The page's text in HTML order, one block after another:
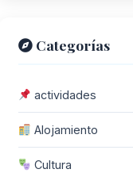
Categorías
actividades
Alojamiento
Cultura